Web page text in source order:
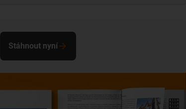
Stáhnout nyní